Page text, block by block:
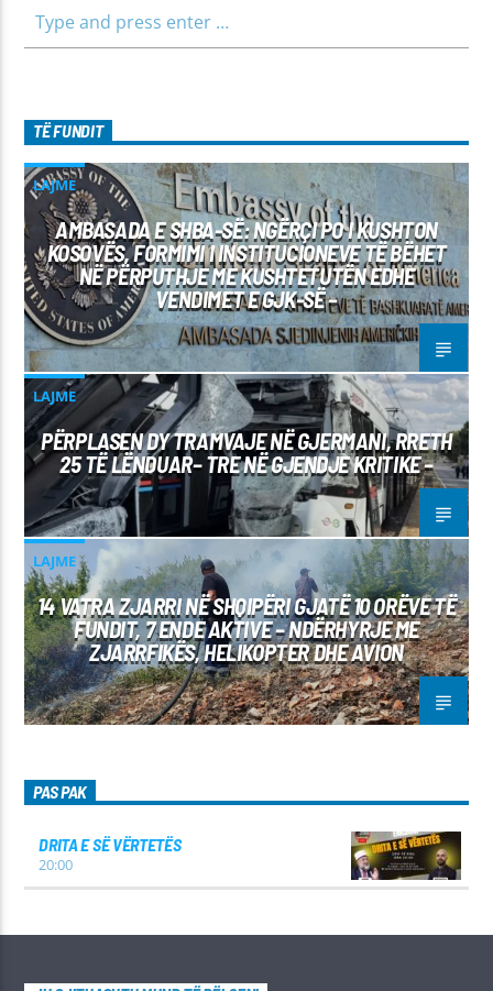
TË FUNDIT
LAJME
AMBASADA E SHBA-SË: NGËRÇI PO I KUSHTON
KOSOVËS, FORMIMI I INSTITUCIONEVE TË BËHET
NË PËRPUTHJE ME KUSHTETUTËN EDHE
VENDIMET E GJK-SË –
LAJME
PËRPLASEN DY TRAMVAJE NË GJERMANI, RRETH
25 TË LËNDUAR– TRE NË GJENDJE KRITIKE –
LAJME
14 VATRA ZJARRI NË SHQIPËRI GJATË 10 ORËVE TË
FUNDIT, 7 ENDE AKTIVE – NDËRHYRJE ME
ZJARRFIKËS, HELIKOPTER DHE AVION
PAS PAK
DRITA E SË VËRTETËS
20:00